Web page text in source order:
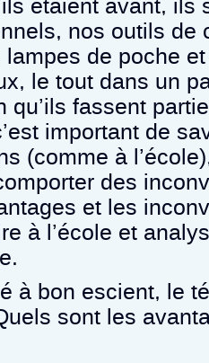
étaient avant, ils
nos outils
de poche
le tout dans un
qu’ils fassent
important de
(comme à
des
et les
à l’école et
à bon escient, le
sont les